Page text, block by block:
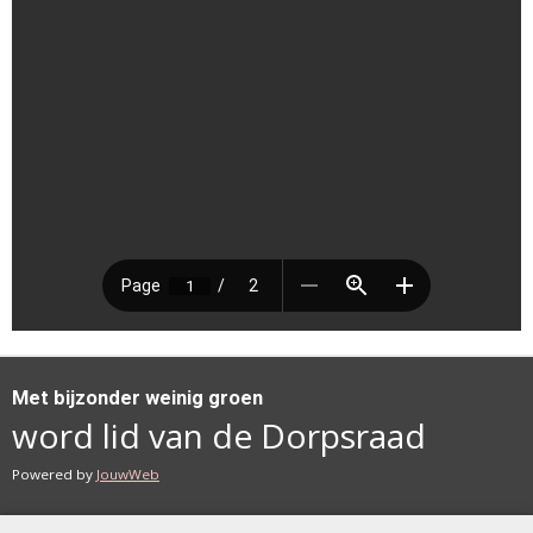
Met bijzonder weinig groen
word lid van de Dorpsraad
Powered by JouwWeb